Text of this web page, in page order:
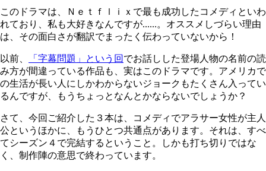
このドラマは、Ｎｅｔｆｌｉｘで最も成功したコメディといわ
れており、私も大好きなんですが......。オススメしづらい理由
は、その面白さが翻訳でまったく伝わっていないから！
以前、 「字幕問題」という回 でお話しした登場人物の名前の読
み方が間違っている作品も、実はこのドラマです。アメリカで
の生活が長い人にしかわからないジョークもたくさん入ってい
るんですが、もうちょっとなんとかならないでしょうか？
さて、今回ご紹介した３本は、コメディでアラサー女性が主人
公というほかに、もうひとつ共通点があります。それは、すべ
てシーズン４で完結するということ。しかも打ち切りではな
く、制作陣の意思で終わっています。